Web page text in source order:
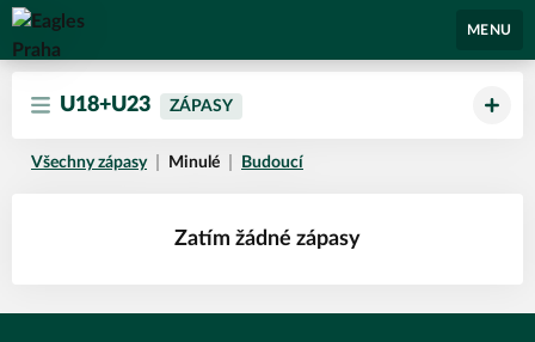
Eagles Praha
MENU
U18+U23 ZÁPASY
Všechny zápasy Minulé Budoucí
Zatím žádné zápasy